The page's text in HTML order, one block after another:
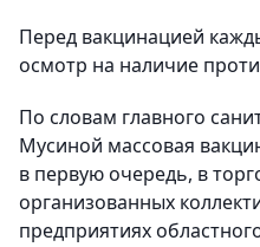
Перед вакцинацией
осмотр на наличие
По словам главного
Мусиной массовая
в первую очередь, в
организованных
предприятиях